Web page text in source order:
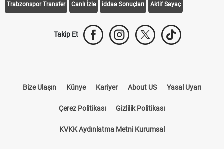
Trabzonspor Transfer Canlı İzle iddaa Sonuçları Aktif Sayaç
Takip Et
Bize Ulaşın Künye Kariyer About US Yasal Uyarı
Çerez Politikası Gizlilik Politikası
KVKK Aydınlatma Metni Kurumsal